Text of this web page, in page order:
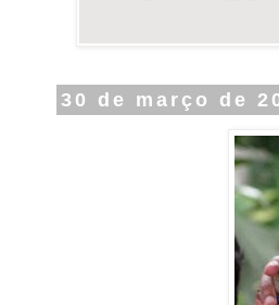
30 de março de